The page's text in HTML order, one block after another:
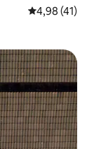
5 üzerinden
4,98 (41)